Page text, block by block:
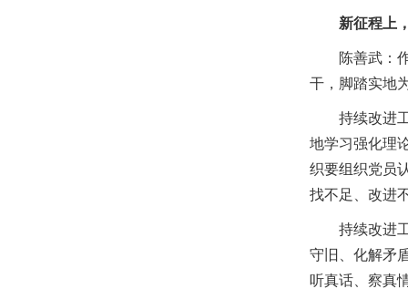
新征程上
陈善武：
干，脚踏实地
持续改进
地学习强化理
织要组织党员
找不足、改进
持续改进
守旧、化解矛
听真话、察真